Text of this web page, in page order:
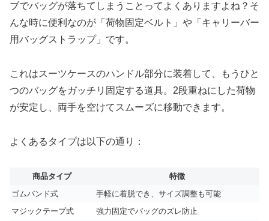
ブでバッグが落ちてしまうことってよくありますよね？そ
んな時に便利なのが「荷物固定ベルト」や「キャリーバー
用バッグストラップ」です。
これはスーツケースのハンドル部分に装着して、もうひと
つのバッグをガッチリ固定する道具。2段重ねにした荷物
が安定し、両手を空けてスムーズに移動できます。
よくあるタイプは以下の通り：
商品タイプ
特徴
ゴムバンド式
手軽に着脱でき、サイズ調整も可能
マジックテープ式
強力固定でバッグのズレ防止